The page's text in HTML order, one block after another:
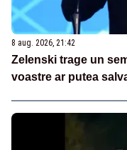
8 aug. 2026, 21:42
Zelenski trage un
voastre ar putea